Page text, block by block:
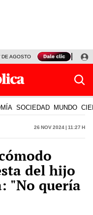
DE AGOSTO TINKA RESULTADOS
SOCIEDAD MUNDO
26 Nov 2024 | 11:27 h
del hijo
"No quería